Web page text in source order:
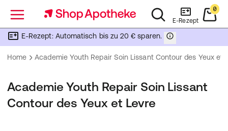
Menü E-Rezept
0
E-Rezept: Automatisch bis zu 20 € sparen.
Home Academie Youth Repair Soin Lissant Contour des Yeux et
Academie Youth Repair Soin Lissant
Contour des Yeux et Levre